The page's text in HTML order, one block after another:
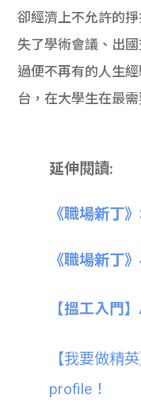
卻經濟上不允許的
失了學術會議、出
過便不再有的人生
台，在大學生在最
延伸閱讀:
《職場新丁
《職場新丁
【搵工入門
【我要做精
profile！